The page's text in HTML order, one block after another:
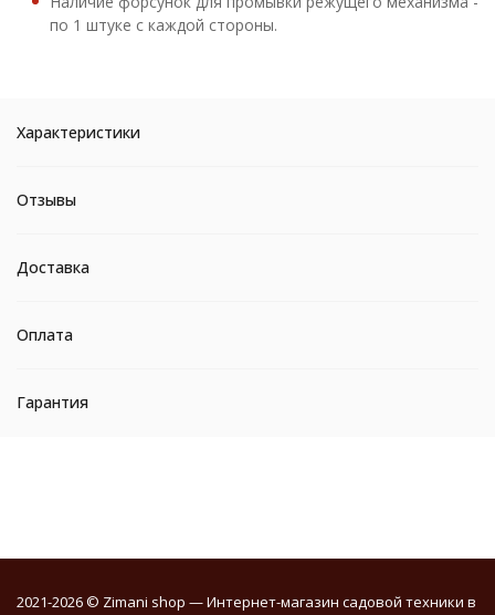
по 1 штуке с каждой стороны.
Характеристики
Отзывы
Доставка
Оплата
Гарантия
2021-2026 © Zimani shop — Интернет-магазин садовой техники в